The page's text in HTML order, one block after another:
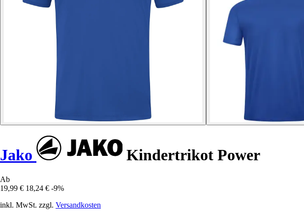
Jako Kindertrikot Power
Ab
19,99 € 18,24 € -9%
inkl. MwSt. zzgl. Versandkosten